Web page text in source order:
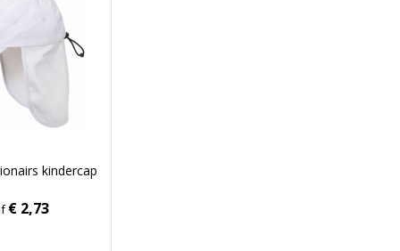
kindercap
€ 2,73